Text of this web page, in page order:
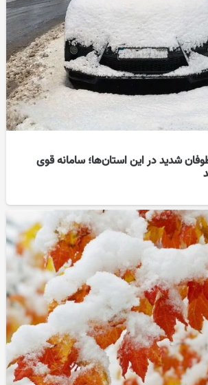
شدید در این استان‌ها؛ سامانه قوی